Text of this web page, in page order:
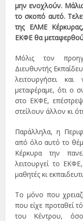
μην ενοχλούν.
το σκοπό αυτό.
της ΕΛΜΕ
ΕΚΦΕ θα
Μόλις τον
Διευθυντής
λειτουργήσει
μεταφέραμε, ότι ο
στο ΕΚΦΕ,
στείλουν άλλον κι
Παράλληλα, η
από όλο αυτό το
Κέρκυρα την
λειτουργεί το
μαθητές κι
Το μόνο που
που είχε προταθεί
του Κέντρου,